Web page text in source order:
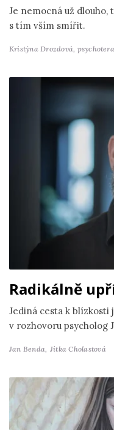
Je nemocná už dlouho,
s tím vším smířit.
Kristýna Drozdová,
Radikálně
Jediná cesta k
v rozhovoru psycholog
Jan Benda, Jitka Cholastová